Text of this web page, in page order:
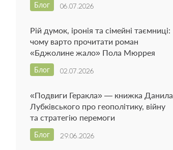
06.07.2026
Блог
Рій думок, іронія та сімейні таємниці:
чому варто прочитати роман
«Бджолине жало» Пола Мюррея
02.07.2026
Блог
«Подвиги Геракла» — книжка Данила
Лубківського про геополітику, війну
та стратегію перемоги
29.06.2026
Блог